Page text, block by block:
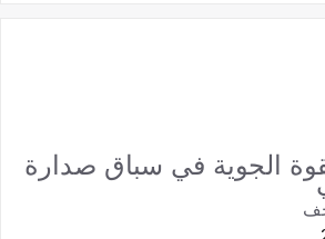
الجوية في سباق صدارة